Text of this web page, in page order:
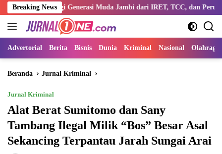
Langsung
ke
konten
Breaking News
Generasi Muda Jambi dari IRET, TCC, dan Perundungan
Advertorial Berita Bisnis Dunia Kriminal Nasional Olahraga
Beranda Jurnal Kriminal
Jurnal Kriminal
Alat Berat Sumitomo dan Sany
Tambang Ilegal Milik “Bos” Besar Asal
Sekancing Terpantau Jarah Sungai Arai